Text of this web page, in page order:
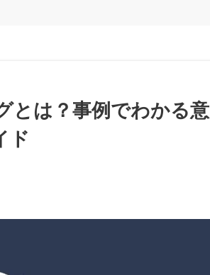
とは？事例でわかる意
ド